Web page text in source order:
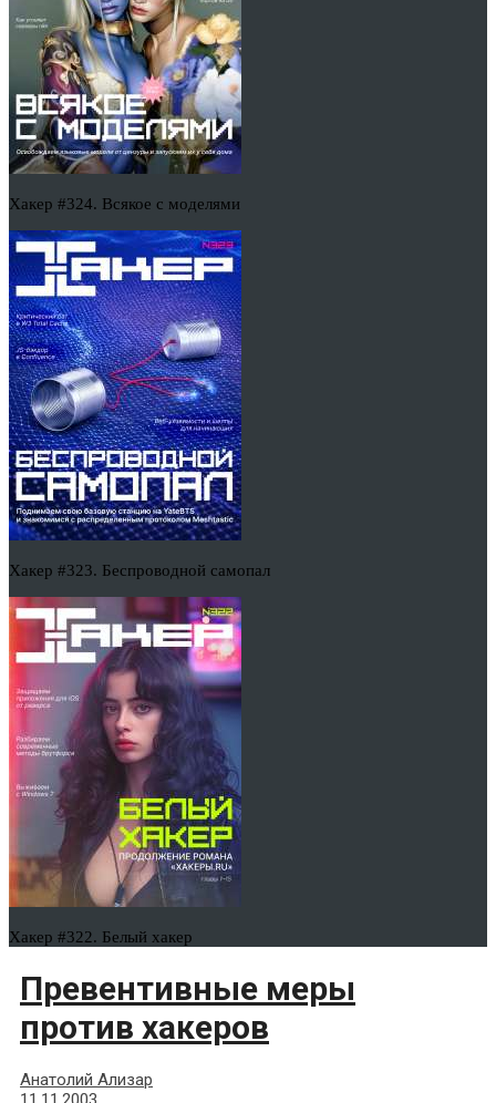
Хакер #324. Всякое с моделями
Хакер #323. Беспроводной самопал
Хакер #322. Белый хакер
Превентивные меры
против хакеров
Анатолий Ализар